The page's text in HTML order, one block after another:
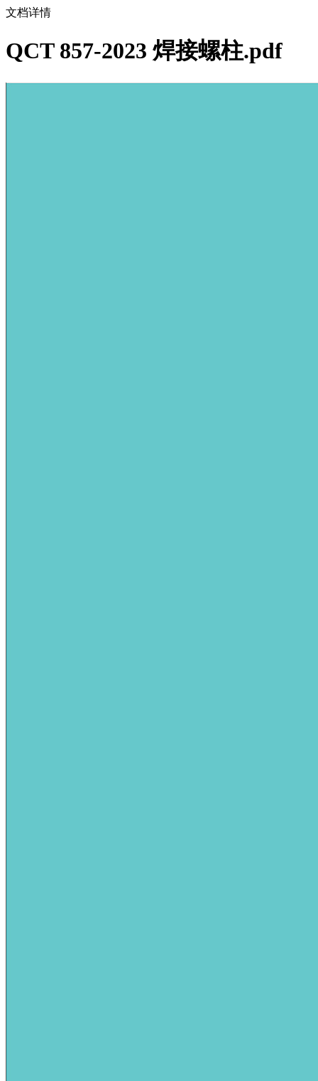
文档详情
QCT 857-2023 焊接螺柱.pdf